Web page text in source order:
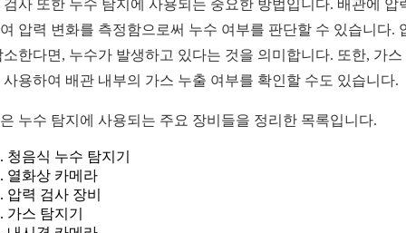
검사 또한 누수 탐지에 사용되는 중요한 방법입니다. 배관에 압
압력 변화를 측정함으로써 누수 여부를 판단할 수 있습니다.
소한다면, 누수가 발생하고 있다는 것을 의미합니다. 또한, 가스
사용하여 배관 내부의 가스 누출 여부를 확인할 수도 있습니다.
누수 탐지에 사용되는 주요 장비들을 정리한 목록입니다.
청음식 누수 탐지기
열화상 카메라
압력 검사 장비
가스 탐지기